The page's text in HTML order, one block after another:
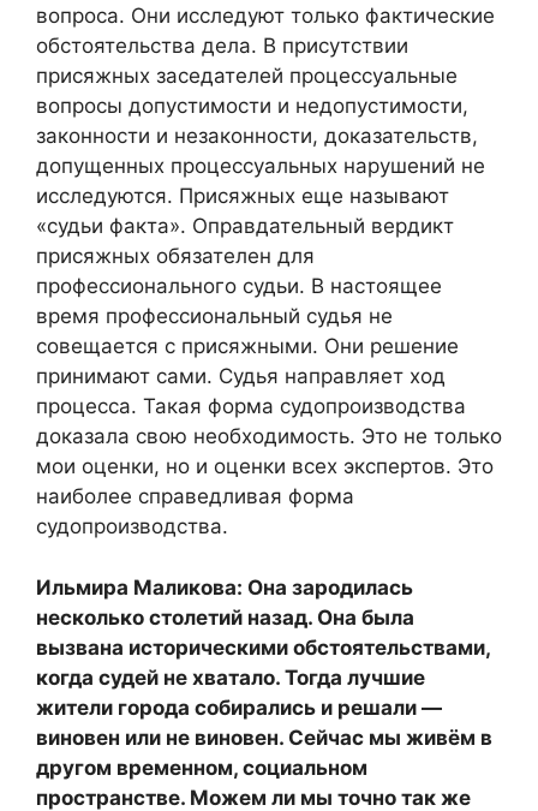
вопроса. Они исследуют только фактические
обстоятельства дела. В присутствии
присяжных заседателей процессуальные
вопросы допустимости и недопустимости,
законности и незаконности, доказательств,
допущенных процессуальных нарушений не
исследуются. Присяжных еще называют
«судьи факта». Оправдательный вердикт
присяжных обязателен для
профессионального судьи. В настоящее
время профессиональный судья не
совещается с присяжными. Они решение
принимают сами. Судья направляет ход
процесса. Такая форма судопроизводства
доказала свою необходимость. Это не только
мои оценки, но и оценки всех экспертов. Это
наиболее справедливая форма
судопроизводства.
Ильмира Маликова: Она зародилась
несколько столетий назад. Она была
вызвана историческими обстоятельствами,
когда судей не хватало. Тогда лучшие
жители города собирались и решали —
виновен или не виновен. Сейчас мы живём в
другом временном, социальном
пространстве. Можем ли мы точно так же